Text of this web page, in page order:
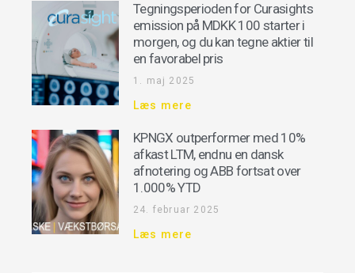
Tegningsperioden for Curasights
emission på MDKK 100 starter i
morgen, og du kan tegne aktier til
en favorabel pris
1. maj 2025
Læs mere
KPNGX outperformer med 10%
afkast LTM, endnu en dansk
afnotering og ABB fortsat over
1.000% YTD
24. februar 2025
Læs mere